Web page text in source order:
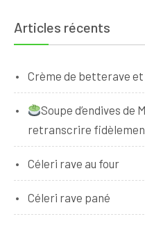
Articles récents
Crème de betterave
Soupe d’endives de
retranscrire
Céleri rave au four
Céleri rave pané